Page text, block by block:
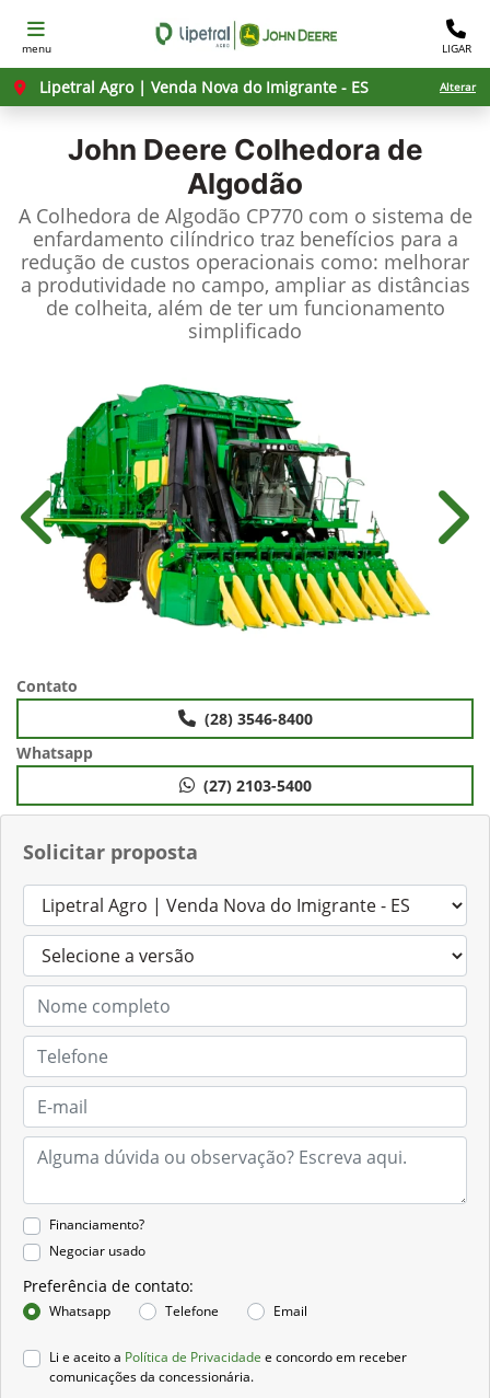
menu LIGAR
Lipetral Agro | Venda Nova do Imigrante - ES Alterar
John Deere Colhedora de
Algodão
A Colhedora de Algodão CP770 com o sistema de
enfardamento cilíndrico traz benefícios para a
redução de custos operacionais como: melhorar
a produtividade no campo, ampliar as distâncias
de colheita, além de ter um funcionamento
simplificado
Solicitar proposta
Financiamento?
Negociar usado
Preferência de contato:
Whatsapp Telefone Email
Li e aceito a Política de Privacidade e concordo em receber
comunicações da concessionária.
Anterior
Contato
(28) 3546-8400
Whatsapp
(27) 2103-5400